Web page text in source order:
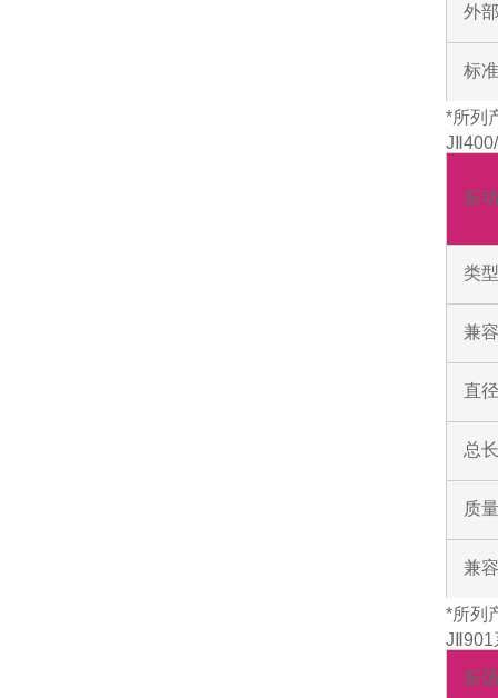
外
标
*所列
振
类型
兼
直
总
质
兼
*所列
JⅡ901
振